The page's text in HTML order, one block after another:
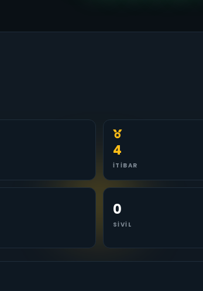
4
İTIBAR
0
SIVIL